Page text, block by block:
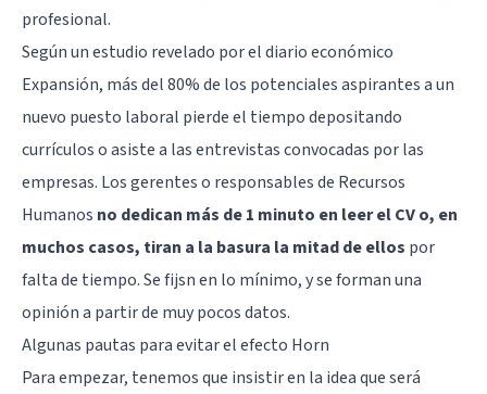
profesional.
Según un estudio revelado por el diario económico
Expansión, más del 80% de los potenciales aspirantes a un
nuevo puesto laboral pierde el tiempo depositando
currículos o asiste a las entrevistas convocadas por las
empresas. Los gerentes o responsables de Recursos
Humanos no dedican más de 1 minuto en leer el CV o, en
muchos casos, tiran a la basura la mitad de ellos por
falta de tiempo. Se fijsn en lo mínimo, y se forman una
opinión a partir de muy pocos datos.
Algunas pautas para evitar el efecto Horn
Para empezar, tenemos que insistir en la idea que será